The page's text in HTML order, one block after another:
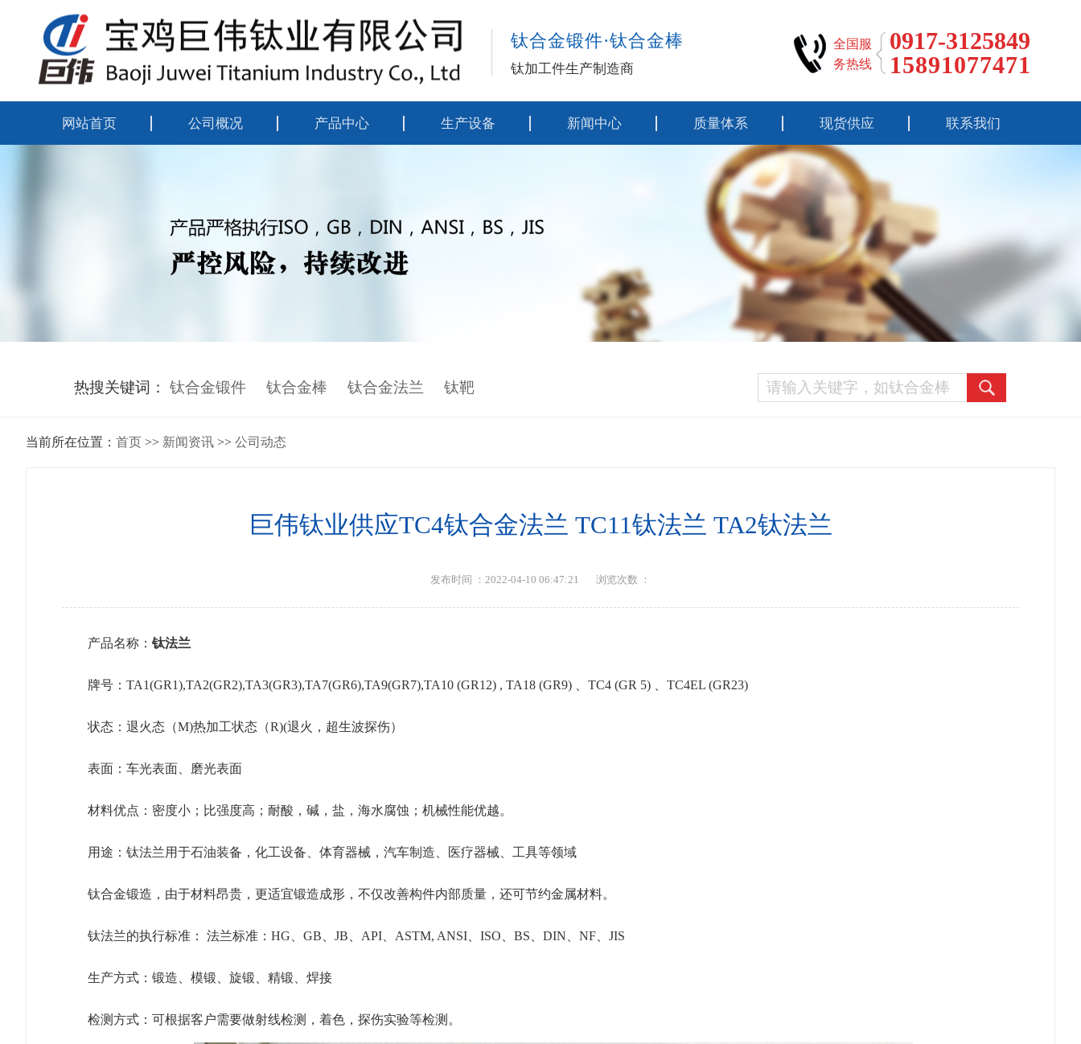
全国服
务热线
0917-3125849
15891077471
钛合金锻件·钛合金棒
钛加工件生产制造商
网站首页 公司概况 产品中心
靶材系列
生产设备 新闻中心 质量体系
执行标准
工艺性能
工艺流程
检测报告
现货供应
钛材料
钛锻件
钛加工件
钛靶锆靶铬靶
钛标准件
联系我们
热搜关键词： 钛合金锻件 钛合金棒 钛合金法兰 钛靶
当前所在位置： 首页 >> 新闻资讯 >> 公司动态
巨伟钛业供应TC4钛合金法兰 TC11钛法兰 TA2钛法兰
发布时间 ：2022-04-10 06:47:21 浏览次数 ：
产品名称：钛法兰
牌号：TA1(GR1),TA2(GR2),TA3(GR3),TA7(GR6),TA9(GR7),TA10 (GR12) , TA18 (GR9) 、TC4 (GR 5) 、TC4EL (GR23)
状态：退火态（M)热加工状态（R)(退火，超生波探伤）
表面：车光表面、磨光表面
材料优点：密度小；比强度高；耐酸，碱，盐，海水腐蚀；机械性能优越。
用途：钛法兰用于石油装备，化工设备、体育器械，汽车制造、医疗器械、工具等领域
钛合金锻造，由于材料昂贵，更适宜锻造成形，不仅改善构件内部质量，还可节约金属材料。
钛法兰的执行标准： 法兰标准：HG、GB、JB、API、ASTM, ANSI、ISO、BS、DIN、NF、JIS
生产方式：锻造、模锻、旋锻、精锻、焊接
检测方式：可根据客户需要做射线检测，着色，探伤实验等检测。